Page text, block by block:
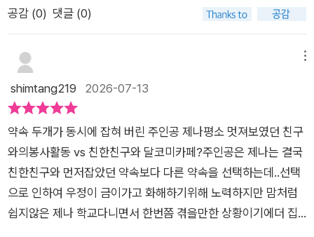
요.친구들이 가까워졌다가 멀어지는과정이 반복되면서진짜 친구
를 알아볼 수 있게 된주인공의 이야기가 반짝였답니다.💡먼저 사
과할 수 있는 용기부터마음은 서로 다를 수 있음을이해하는 성숙
상황에딱 들어맞는 귀여운 삽화가읽기의 재미를 더해 주었고요.
있어서 좋았습니다.i문해톡은인성, 역사, 경제, 예술,디지털 리터
러시를 주제로문해력 향상에 도움이 되는동화를 선보였어요.기
회가 된다면 나머지 주제의 동화도읽어 보고 싶네요.교과서 수록
작가의유려한 이야기 능선에홀린 듯이 빠져들었던 시간!추천해
봅니다.
도 했다.스토리 중간마다 배치된 QR코드는 나만의 고민과 생각
읽는 행위를 넘어, 자신의 내면과 진지하게 대화할 수 있도록 이
끌어주는 장치다.이 책이 지닌 또 하나의 큰 미덕은 이야기 뒤에
숨겨진 별도의 워크북에 있다. 초등 중학년부터 고학년 아이들까
지 함께 모여 깊은 대화를 나누기에 더없이 훌륭한 구성을 취하고
있다. 동화를 바탕으로 어휘력과 독해력, 표현력을 단계별로 키워
갈 수 있는데, 질문의 깊이가 깊어 생각을 확장하기에 좋다.모든
활동을 마치고 난 뒤 종합 진단 평가 QR코드를 통해 나의 문해력
상태를 진지하게 점검해 볼 수 있는 시스템도 신선하다. 이야기를
읽는 즐거움과 객관적인 성장을 동시에 챙길 수 있는 참 알찬 책
로끝나지 않는다는 점도 마음에 들었어요.초등 교과서 수록 작가
의 동화를 읽은 뒤워크북으로 내용을 다시 정리하고,온라인 문해
력 진단 평가를 통해 이해한 내용을확인해 볼 수 있도록 구성되어
심 내용을 확인하는 문제뿐 아니라자신의 생각을 표현해 보는 활
짚어 볼 수 있어요.온라인 문해력 진단 평가까지 연계되어 있어아
이의 이해 정도를 객관적으로 확인할 수 있다는 점도 만족스러워
요.문해력은 하루아침에 길러지는 능력이 아니라꾸준한 독서와
생각하는 습관이 함께해야 한다고 생각해요.그런 점에서 <i문해
톡>은 아이가 재미있게 동화를 읽고,읽은 내용을 이해하며 자신
공감 (0) 댓글 (0)
shimtang219 2026-07-13
약속 두개가 동시에 잡혀 버린 주인공 제나평소 멋져보였던 친구
와의봉사활동 vs 친한친구와 달코미카페?주인공은 제나는 결국
친한친구와 먼저잡았던 약속보다 다른 약속을 선택하는데..선택
으로 인하여 우정이 금이가고 화해하기위해 노력하지만 맘처럼
쉽지않은 제나 학교다니면서 한번쯤 겪을만한 상황이기에더 집